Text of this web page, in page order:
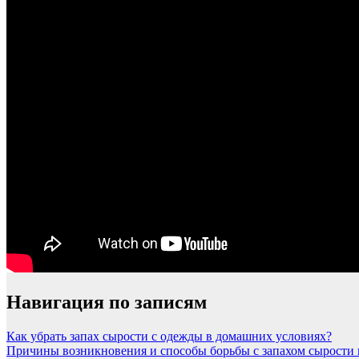
Навигация по записям
Как убрать запах сырости с одежды в домашних условиях?
Причины возникновения и способы борьбы с запахом сырости